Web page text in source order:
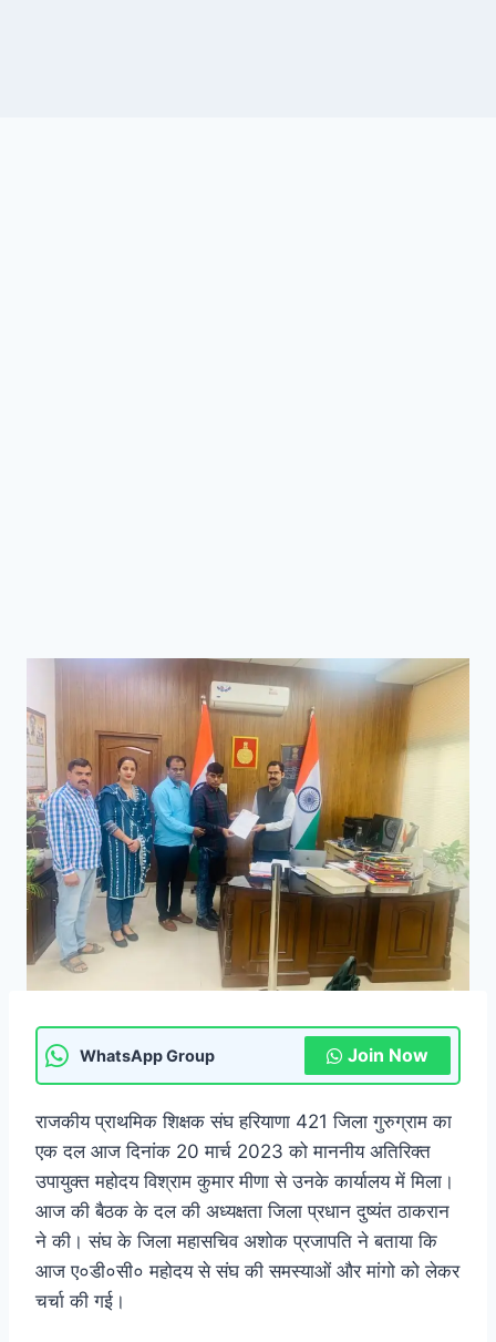
WhatsApp Group Join Now
राजकीय प्राथमिक शिक्षक संघ हरियाणा 421 जिला गुरुग्राम का
एक दल आज दिनांक 20 मार्च 2023 को माननीय अतिरिक्त
उपायुक्त महोदय विश्राम कुमार मीणा से उनके कार्यालय में मिला।
आज की बैठक के दल की अध्यक्षता जिला प्रधान दुष्यंत ठाकरान
ने की। संघ के जिला महासचिव अशोक प्रजापति ने बताया कि
आज ए०डी०सी० महोदय से संघ की समस्याओं और मांगो को लेकर
चर्चा की गई।